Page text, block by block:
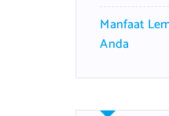
Manfaat
Anda